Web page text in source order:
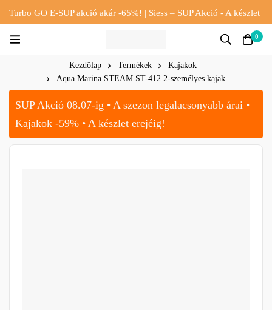
Turbo GO E-SUP akció akár -65%! | Siess – SUP Akció - A készlet
0
Kezdőlap Termékek
Kajakok
Aqua Marina STEAM ST-412 2-személyes kajak
SUP Akció 08.07-ig • A szezon legalacsonyabb árai •
Kajakok -59% • A készlet erejéig!